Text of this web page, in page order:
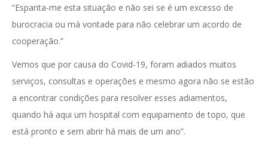
“Espanta-me esta situação e não sei se é um excesso de
burocracia ou má vontade para não celebrar um acordo de
cooperação.”
Vemos que por causa do Covid-19, foram adiados muitos
serviços, consultas e operações e mesmo agora não se estão
a encontrar condições para resolver esses adiamentos,
quando há aqui um hospital com equipamento de topo, que
está pronto e sem abrir há mais de um ano”.